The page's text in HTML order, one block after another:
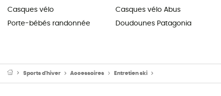
Casques vélo
Porte-bébés randonnée
Casques vélo Abus
Doudounes Patagonia
Sports d'hiver Accessoires Entretien ski